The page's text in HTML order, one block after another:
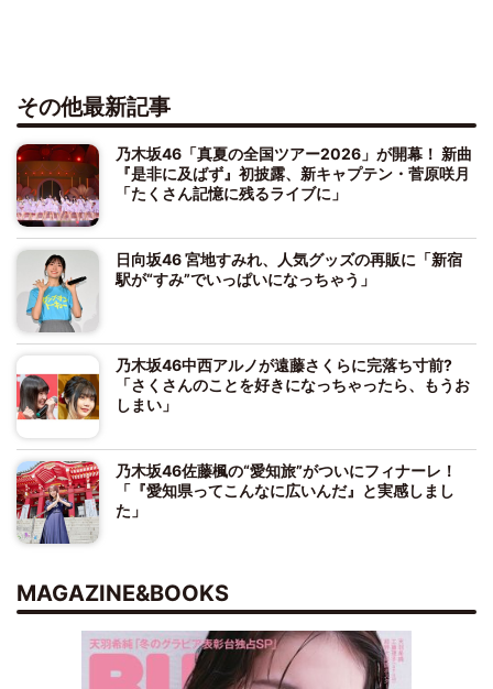
その他最新記事
乃木坂46「真夏の全国ツアー2026」が開幕！ 新曲
『是非に及ばず』初披露、新キャプテン・菅原咲月
「たくさん記憶に残るライブに」
日向坂46 宮地すみれ、人気グッズの再販に「新宿
駅が“すみ”でいっぱいになっちゃう」
乃木坂46中西アルノが遠藤さくらに完落ち寸前?
「さくさんのことを好きになっちゃったら、もうお
しまい」
乃木坂46佐藤楓の“愛知旅”がついにフィナーレ！
「『愛知県ってこんなに広いんだ』と実感しまし
た」
MAGAZINE&BOOKS